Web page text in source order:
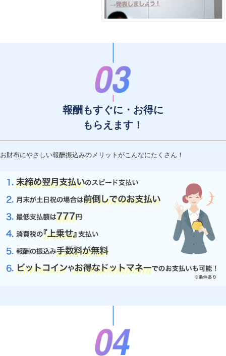
報酬もすぐに・お得に
もらえます！
お財布にやさしい報酬振込みのメリットがこんなにたくさん！